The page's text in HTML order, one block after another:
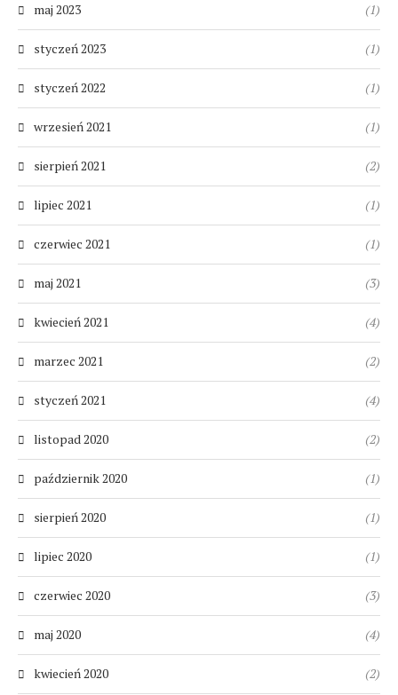
maj 2023 (1)
styczeń 2023 (1)
styczeń 2022 (1)
wrzesień 2021 (1)
sierpień 2021 (2)
lipiec 2021 (1)
czerwiec 2021 (1)
maj 2021 (3)
kwiecień 2021 (4)
marzec 2021 (2)
styczeń 2021 (4)
listopad 2020 (2)
październik 2020 (1)
sierpień 2020 (1)
lipiec 2020 (1)
czerwiec 2020 (3)
maj 2020 (4)
kwiecień 2020 (2)